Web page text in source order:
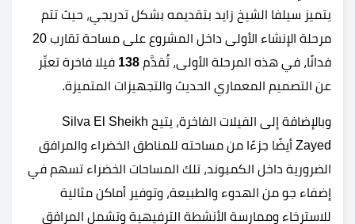
يتميز سيلفا الشيخ زايد بتقديمه بشكل تدريجي، حيث تتم
مرحلة الإنشاء الأولى داخل المشروع على مساحة تقارب 20
فدانًا، في هذه المرحلة الأولى، تُقدَّم 138 فيلا فاخرة تعبِّر
عن التصميم المعماري الحديث والتجهيزات المتميزة.
وبالإضافة إلى الفيلات الفاخرة، يتيح Silva El Sheikh
Zayed أيضًا جزءًا من مساحته للمناطق الخضراء والمرافق
الضرورية داخل الكمبوند، تلك المساحات الخضراء تسهم في
إضفاء جو من الهدوء والطبيعة، وتوفير أماكن مثالية
للاسترخاء وممارسة الأنشطة الترفيهية وتشمل المرافق